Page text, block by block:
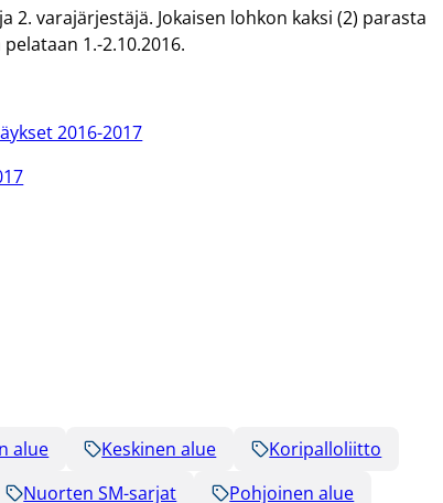
varajärjestäjä. Jokaisen lohkon kaksi (2) parasta
1.-2.10.2016.
2016-2017
alue Keskinen alue
Koripalloliitto
Nuorten SM-sarjat Pohjoinen alue